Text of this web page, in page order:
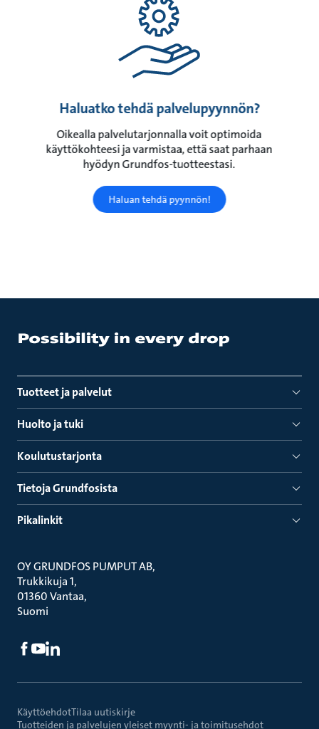
Haluatko tehdä palvelupyynnön?
Oikealla palvelutarjonnalla voit optimoida
käyttökohteesi ja varmistaa, että saat parhaan
hyödyn Grundfos-tuotteestasi.
Haluan tehdä pyynnön!
Tuotteet ja palvelut
Huolto ja tuki
Koulutustarjonta
Tietoja Grundfosista
Pikalinkit
OY GRUNDFOS PUMPUT AB
Trukkikuja 1
01360 Vantaa
Suomi
KäyttöehdotTilaa uutiskirje
Tuotteiden ja palvelujen yleiset myynti- ja toimitusehdot